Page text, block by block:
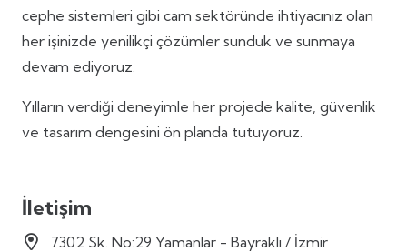
cephe sistemleri gibi cam sektöründe ihtiyacınız olan
her işinizde yenilikçi çözümler sunduk ve sunmaya
devam ediyoruz.
Yılların verdiği deneyimle her projede kalite, güvenlik
ve tasarım dengesini ön planda tutuyoruz.
İletişim
7302 Sk. No:29 Yamanlar - Bayraklı / İzmir